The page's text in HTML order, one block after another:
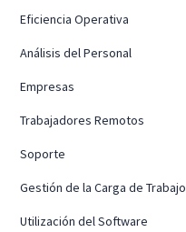
Eficiencia Operativa
Análisis del Personal
Empresas
Trabajadores Remotos
Soporte
Gestión de la Carga de Trabajo
Utilización del Software